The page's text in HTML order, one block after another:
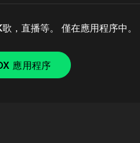
，直播等。 僅在應用程序中。
應用程序